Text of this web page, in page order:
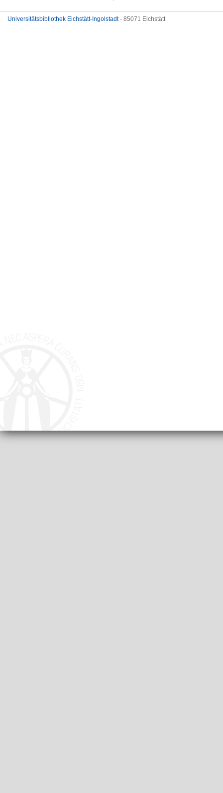
Universitätsbibliothek Eichstätt-Ingolstadt- 85071 Eichstätt